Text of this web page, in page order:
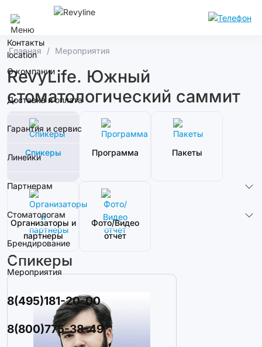
Контакты
О компании
Доставка и оплата
Гарантия и сервис
Линейки
Партнерам
Стоматологам
Брендирование
Мероприятия
8(495)181-20-00
8(800)775-38-49
Главная Мероприятия
RevyLife. Южный
стоматологический саммит
Спикеры Программа Пакеты
Организаторы и
партнеры
Фото/Видео
отчет
Спикеры